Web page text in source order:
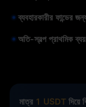
ব্যবহারকারীর ফান্ডের
অতি-স্বল্প প্রাথমিক
মাত্র 1 USDT দিয়ে